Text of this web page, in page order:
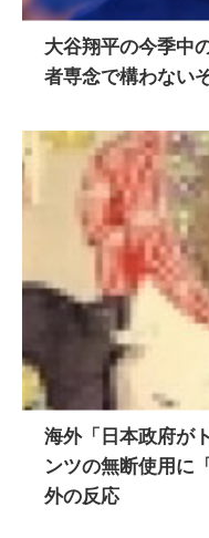
大谷翔平の今季中
者専念で構わない
海外「日本政府が
ンツの無断使用に
外の反応